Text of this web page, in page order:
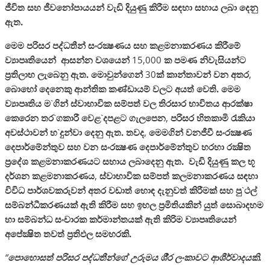
ජීවිත සහ ජීවනෝපායයන් වැඩි දියුණු කිරීම සඳහා සහාය ලබා දෙනු
ඇත.
මෙම පරිසර පද්ධතීන් සංරක්‍ෂණය සහ කළමනාකරණය කිරීමේ
ව්‍යාපෘතියෙන් ආසන්න වශයෙන් 15‚000 ක පමණ නිවැසියන්ට
ප‍්‍රතිලාභ ලැබෙනු ඇත. මොවුන්ගෙන් 30ක් කාන්තාවන් වන අතර,
බොහෝ දෙනෙකු ආන්තික කණ්ඩායම් වලට අයත් වෙති. මෙම
ව්‍යාපෘතිය ම`ගින් ස්වාභාවික සම්පත් වල තිරසාර භාවිතය ආරක්ෂා
කෙරෙන තර`ගකාරී වෙළ`දපළට ගැලපෙන, පරිසර හිතකාමි රැකියා
අවස්ථාවන් හ`දුන්වා දෙනු ඇත. තවද, මෙමගින් වනජීවී සංරක්‍ෂණ
දෙපාර්මේන්තුව සහ වන සංරක්‍ෂණ දෙපාර්මේන්තුව හරහා රක්‍ෂිත
ප‍්‍රදේශ කළමනාකරණයට සහාය ලබාදෙනු ඇත. වැඩි දියුණු කල භූ
දර්ශන කළමනාකරණය, ස්වාභාවික සම්පත් කලමනාකරණය සඳහා
විවිධ පාර්ශවකරුවන් අතර වඩාත් හොඳ දැනුවත් කිරීමක් සහ පු`ථල්
සම්බන්ධීකරණයක් ඇති කිරීම සහ ඉහල ප‍්‍රමිතියකින් යුත් සොබාදහම
හා සම්බන්ධ සංචාරක කර්මාන්තයක් ඇති කිරිම ව්‍යාපෘතියෙන්
අපේක්‍ෂිත තවත් ප‍්‍රතිඵල සමහරකි.
“පොහොසත් පරිසර පද්ධතීන්ගේ උරුමය ශී‍්‍ර ලංකාවට ආශීර්වාදයකි.